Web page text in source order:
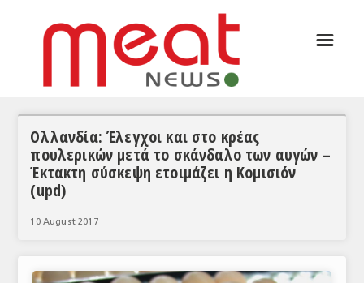
ΣΥΝΕΝΤΕΥΞΕΙΣ
ΘΕΜΑΤΑ
ΑΝΑΛΥΣΕΙΣ
☰
Ολλανδία: Έλεγχοι και στο κρέας
πουλερικών μετά το σκάνδαλο των αυγών –
Έκτακτη σύσκεψη ετοιμάζει η Κομισιόν
(upd)
10 August 2017